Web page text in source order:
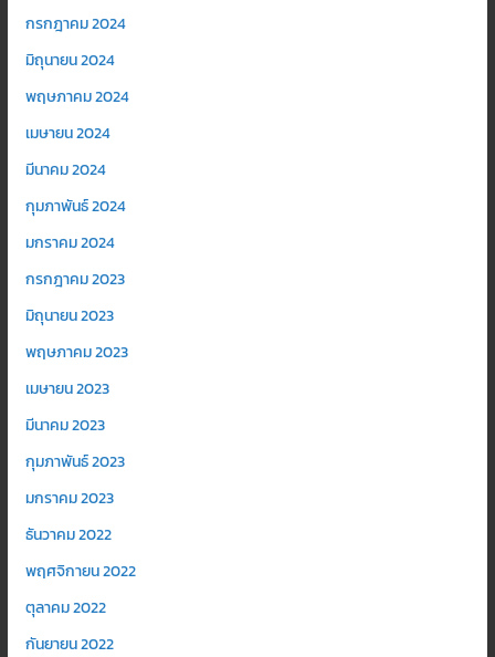
กรกฎาคม 2024
มิถุนายน 2024
พฤษภาคม 2024
เมษายน 2024
มีนาคม 2024
กุมภาพันธ์ 2024
มกราคม 2024
กรกฎาคม 2023
มิถุนายน 2023
พฤษภาคม 2023
เมษายน 2023
มีนาคม 2023
กุมภาพันธ์ 2023
มกราคม 2023
ธันวาคม 2022
พฤศจิกายน 2022
ตุลาคม 2022
กันยายน 2022